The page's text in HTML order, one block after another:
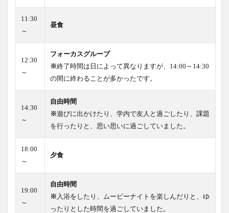
11:30
～
昼食
12:30
～
フォーカスグループ
※終了時間は日によって異なりますが、14:00～14:30
の間に終わることが多かったです。
14:30
～
自由時間
※遊びに出かけたり、学内で友人と過ごしたり、課題
を行ったりと、思い思いに過ごしていました。
18:00
～
夕食
19:00
～
自由時間
※ 入浴をしたり、ムービーナイトを楽しんだりと、ゆ
ったりとした時間を過ごしていました。